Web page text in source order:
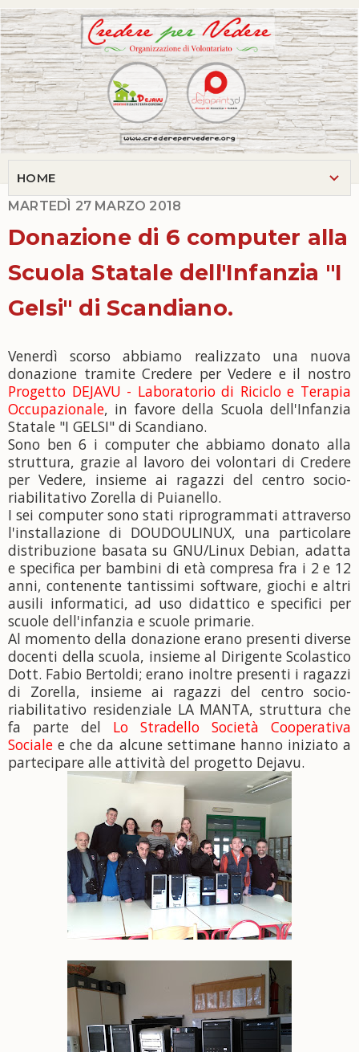
MARTEDÌ 27 MARZO 2018
Donazione di 6 computer alla
Scuola Statale dell'Infanzia "I
Gelsi" di Scandiano.
Venerdì scorso abbiamo realizzato una nuova
donazione tramite Credere per Vedere e il nostro
Progetto DEJAVU - Laboratorio di Riciclo e Terapia
Occupazionale, in favore della Scuola dell'Infanzia
Statale "I GELSI" di Scandiano.
Sono ben 6 i computer che abbiamo donato alla
struttura, grazie al lavoro dei volontari di Credere
per Vedere, insieme ai ragazzi del centro socio-
riabilitativo Zorella di Puianello.
I sei computer sono stati riprogrammati attraverso
l'installazione di DOUDOULINUX, una particolare
distribuzione basata su GNU/Linux Debian, adatta
e specifica per bambini di età compresa fra i 2 e 12
anni, contenente tantissimi software, giochi e altri
ausili informatici, ad uso didattico e specifici per
scuole dell'infanzia e scuole primarie.
Al momento della donazione erano presenti diverse
docenti della scuola, insieme al Dirigente Scolastico
Dott. Fabio Bertoldi; erano inoltre presenti i ragazzi
di Zorella, insieme ai ragazzi del centro socio-
riabilitativo residenziale LA MANTA, struttura che
fa parte del Lo Stradello Società Cooperativa
Sociale e che da alcune settimane hanno iniziato a
partecipare alle attività del progetto Dejavu.